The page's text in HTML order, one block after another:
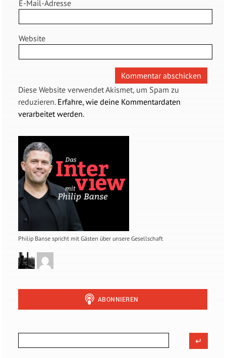
E-Mail-Adresse
Website
Diese Website verwendet Akismet, um Spam zu
reduzieren. Erfahre, wie deine Kommentardaten
verarbeitet werden.
Philip Banse spricht mit Gästen über unsere Gesellschaft